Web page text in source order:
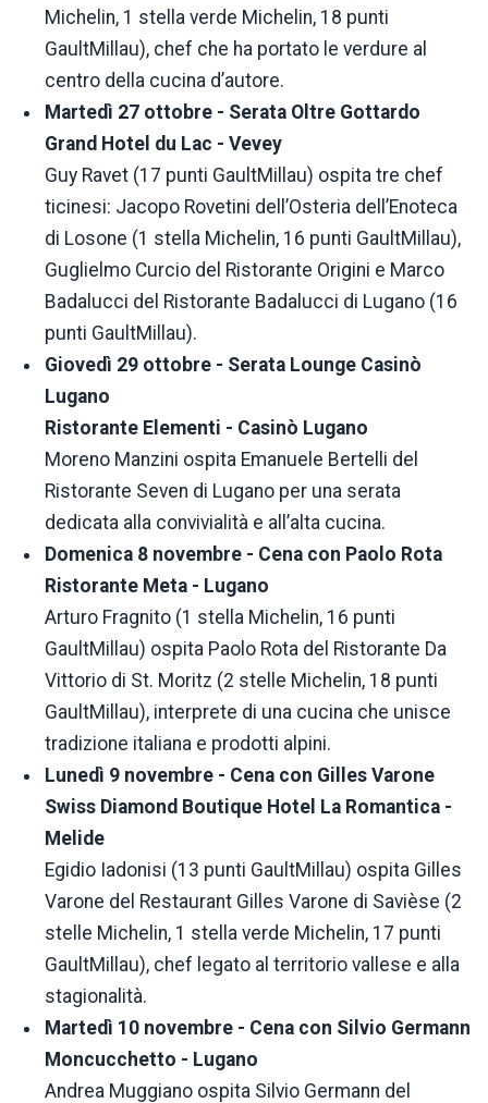
Michelin, 1 stella verde Michelin, 18 punti
GaultMillau), chef che ha portato le verdure al
centro della cucina d’autore.
Martedì 27 ottobre - Serata Oltre Gottardo
Grand Hotel du Lac - Vevey
Guy Ravet (17 punti GaultMillau) ospita tre chef
ticinesi: Jacopo Rovetini dell’Osteria dell’Enoteca
di Losone (1 stella Michelin, 16 punti GaultMillau),
Guglielmo Curcio del Ristorante Origini e Marco
Badalucci del Ristorante Badalucci di Lugano (16
punti GaultMillau).
Giovedì 29 ottobre - Serata Lounge Casinò
Lugano
Ristorante Elementi - Casinò Lugano
Moreno Manzini ospita Emanuele Bertelli del
Ristorante Seven di Lugano per una serata
dedicata alla convivialità e all’alta cucina.
Domenica 8 novembre - Cena con Paolo Rota
Ristorante Meta - Lugano
Arturo Fragnito (1 stella Michelin, 16 punti
GaultMillau) ospita Paolo Rota del Ristorante Da
Vittorio di St. Moritz (2 stelle Michelin, 18 punti
GaultMillau), interprete di una cucina che unisce
tradizione italiana e prodotti alpini.
Lunedì 9 novembre - Cena con Gilles Varone
Swiss Diamond Boutique Hotel La Romantica -
Melide
Egidio Iadonisi (13 punti GaultMillau) ospita Gilles
Varone del Restaurant Gilles Varone di Savièse (2
stelle Michelin, 1 stella verde Michelin, 17 punti
GaultMillau), chef legato al territorio vallese e alla
stagionalità.
Martedì 10 novembre - Cena con Silvio Germann
Moncucchetto - Lugano
Andrea Muggiano ospita Silvio Germann del